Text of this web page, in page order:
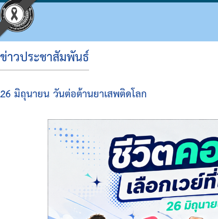
ข้อมูลพื้นฐาน
วิสัยทัศน์
อำนาจหน้าที่
โครงสร้างผู้บริหาร
โครงสร้างฝ่ายการเมือง
โครงสร้างส่วนราชการ
โครงสร้างโรงพยาบาลส่งเสริมสุขภาพตำบลใน
โครงสร้างการบริหารงาน
แผนพัฒนาท้องถิ่น
แผนดำเนินงาน
ผลการดำเนินงาน
รายงานติดตามผลการดำเนินการประจำปี รอ
รายงานติดตามผลการดำเนินการประจำปี
เงินสะสม
รายงานความก้าวหน้าการจัดซื้อจัดจ้างหรือกา
สรุปผลการจัดซื้อจัดจ้างหรือการจัดหาพัสดุรา
รายงานผลการจัดซื้อจัดจ้างหรือการจัดหาพัส
แผนการบริหารและพัฒนาบุคคล
รายงานผลการบริหารและพัฒนาทรัพยากรบุค
หลักเกณฑ์การบริหารทรัพยากรบุคคล
ข่าวประชาสัมพันธ์
ประชาสัมพันธ์สภา
มติที่ประชุมสภา
รายงานการประชุมสภา
ประกาศจัดซื้อจัดจ้าง
สรุปผลการจัดซื้อจัดจ้าง
แนวทางปฏิบัติเรื่องร้องเรียน
ประกาศเจตนารมณ์ นโยบาย No Gift
แผนปฏิบัติการป้องกันการทุจริต
มาตรการส่งเสริมคุณธรรมและความโปร่งใสภ
รายงานผลการดำเนินการเพื่อส่งเสริมคุณธรร
รายงานผลการดำเนินการป้องกันการทุจริต
ข่าวประชาสัมพันธ์
26 มิถุนายน วันต่อต้านยาเสพติดโลก